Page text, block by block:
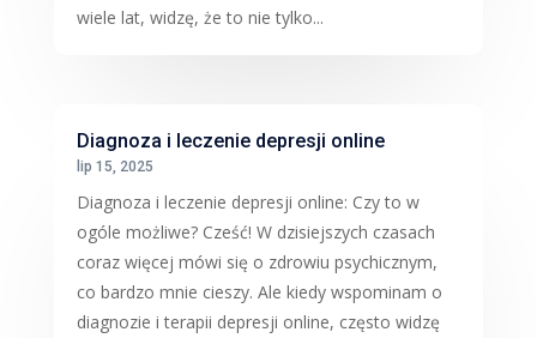
wiele lat, widzę, że to nie tylko...
Diagnoza i leczenie depresji online
lip 15, 2025
Diagnoza i leczenie depresji online: Czy to w
ogóle możliwe? Cześć! W dzisiejszych czasach
coraz więcej mówi się o zdrowiu psychicznym,
co bardzo mnie cieszy. Ale kiedy wspominam o
diagnozie i terapii depresji online, często widzę